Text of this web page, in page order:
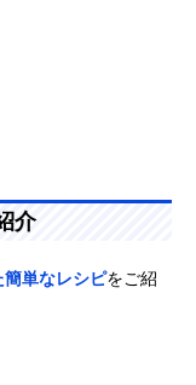
介
単なレシピをご紹